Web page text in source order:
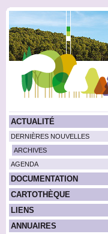
ACTUALITÉ
DERNIÈRES NOUVELLES
ARCHIVES
AGENDA
DOCUMENTATION
CARTOTHÈQUE
LIENS
ANNUAIRES